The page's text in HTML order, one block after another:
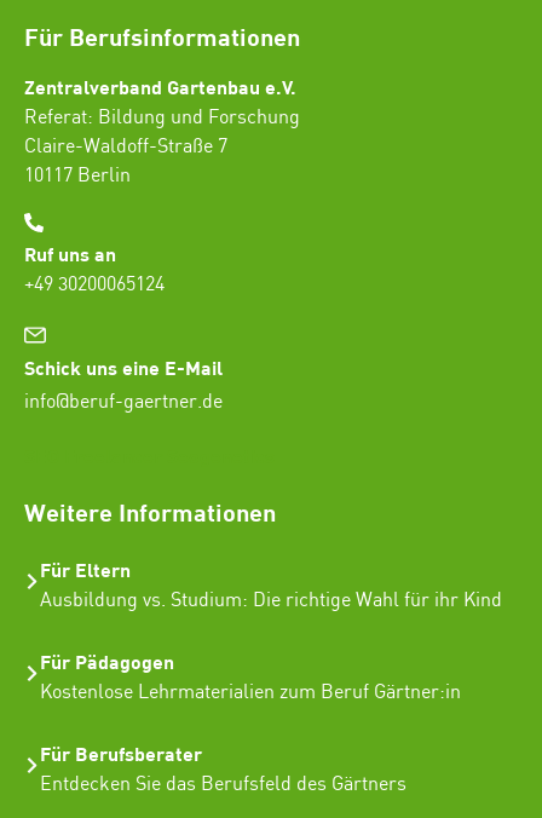
Für Berufsinformationen
Zentralverband Gartenbau e.V.
Referat: Bildung und Forschung
Claire-Waldoff-Straße 7
10117 Berlin
Ruf uns an
+49 30200065124
Schick uns eine E-Mail
info@beruf-gaertner.de
Weitere Informationen
Für Eltern
Ausbildung vs. Studium: Die richtige Wahl für ihr Kind
Für Pädagogen
Kostenlose Lehrmaterialien zum Beruf Gärtner:in
Für Berufsberater
Entdecken Sie das Berufsfeld des Gärtners